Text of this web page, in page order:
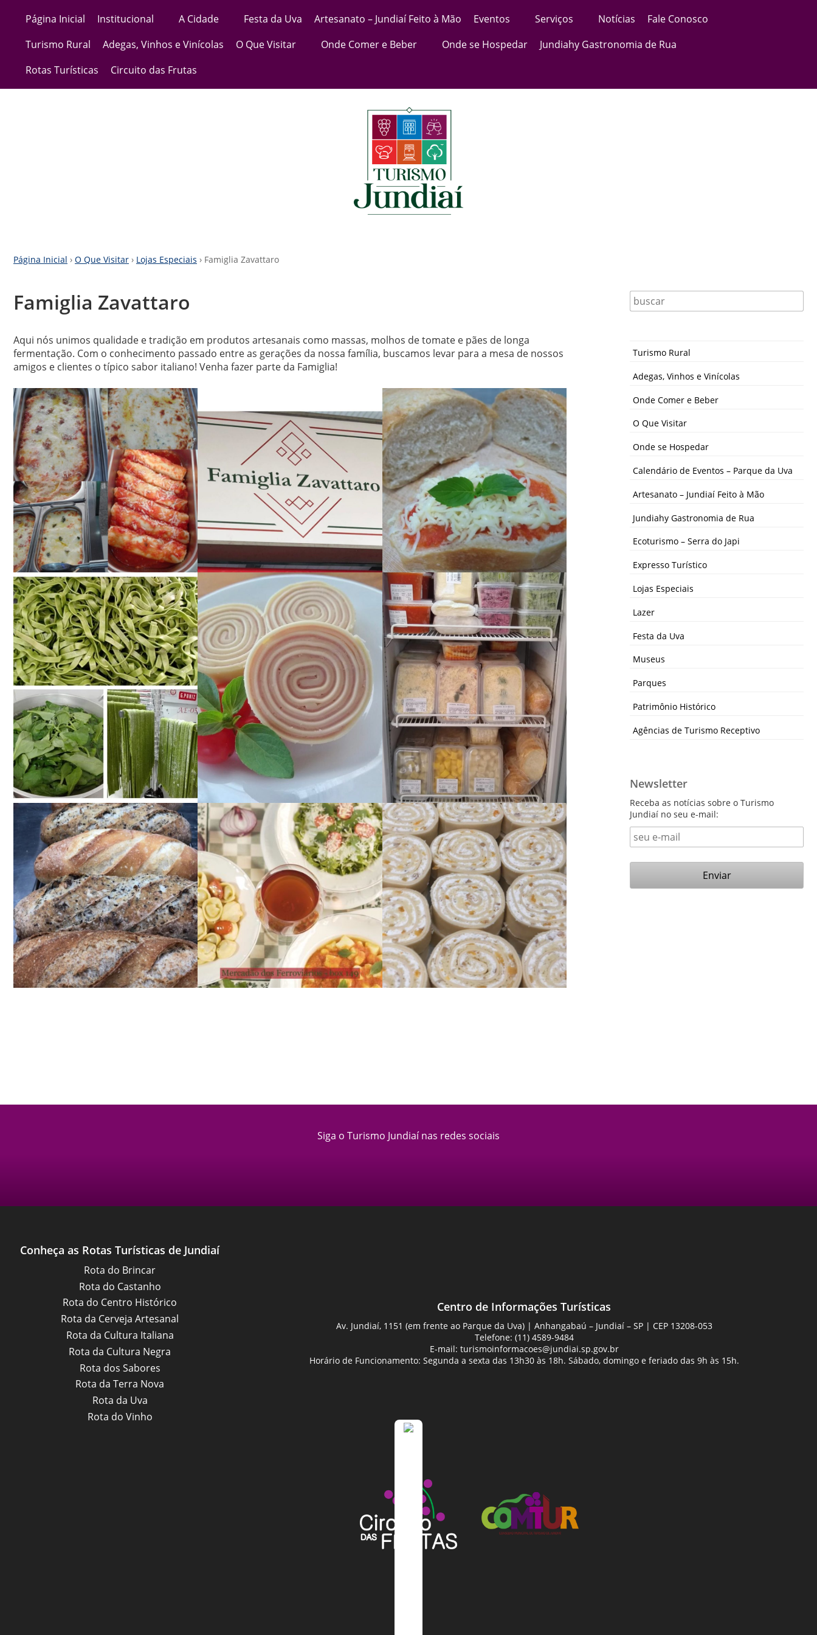
Página Inicial Institucional A Cidade Festa da Uva Artesanato – Jundiaí Feito à Mão Eventos Serviços Notícias
Fale Conosco
Turismo Rural
Adegas, Vinhos e Vinícolas O Que Visitar Onde Comer e Beber Onde se Hospedar
Jundiahy Gastronomia de Rua
Rotas Turísticas
Circuito das Frutas
Página Inicial › O Que Visitar › Lojas Especiais › Famiglia Zavattaro
Famiglia Zavattaro
Aqui nós unimos qualidade e tradição em produtos artesanais como massas, molhos de tomate e pães de longa
fermentação. Com o conhecimento passado entre as gerações da nossa família, buscamos levar para a mesa de nossos
amigos e clientes o típico sabor italiano! Venha fazer parte da Famiglia!
Turismo Rural
Adegas, Vinhos e Vinícolas
Onde Comer e Beber
O Que Visitar
Onde se Hospedar
Calendário de Eventos – Parque da Uva
Artesanato – Jundiaí Feito à Mão
Jundiahy Gastronomia de Rua
Ecoturismo – Serra do Japi
Expresso Turístico
Lojas Especiais
Lazer
Festa da Uva
Museus
Parques
Patrimônio Histórico
Agências de Turismo Receptivo
Newsletter
Receba as notícias sobre o Turismo
Jundiaí no seu e-mail:
Siga o Turismo Jundiaí nas redes sociais
Conheça as Rotas Turísticas de Jundiaí
Rota do Brincar
Rota do Castanho
Rota do Centro Histórico
Rota da Cerveja Artesanal
Rota da Cultura Italiana
Rota da Cultura Negra
Rota dos Sabores
Rota da Terra Nova
Rota da Uva
Rota do Vinho
Centro de Informações Turísticas
Av. Jundiaí, 1151 (em frente ao Parque da Uva) | Anhangabaú – Jundiaí – SP | CEP 13208-053
Telefone: (11) 4589-9484
E-mail: turismoinformacoes@jundiai.sp.gov.br
Horário de Funcionamento: Segunda a sexta das 13h30 às 18h. Sábado, domingo e feriado das 9h às 15h.